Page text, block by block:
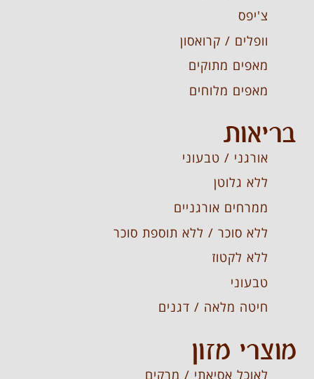
צ'יפס
וופלים / קרואסון
מאפים מתוקים
מאפים מלוחים
בריאות
אורגני / טבעוני
ללא גלוטן
ממרחים אורגניים
ללא סוכר / ללא תוספת סוכר
ללא לקטוז
טבעוני
חיטה מלאה / דגנים
מוצרי מזון
לאוכל אסיאתי / מרקים